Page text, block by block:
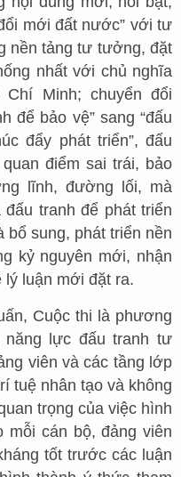
mới đất nước” với tư
nền tảng tư tưởng, đặt
nhất với chủ nghĩa
Minh; chuyển đổi
để bảo vệ” sang “đấu
đẩy phát triển”, đấu
điểm sai trái, bảo
lĩnh, đường lối, mà
tranh để phát triển
bổ sung, phát triển nền
kỷ nguyên mới, nhận
luận mới đặt ra.
Cuộc thi là phương
lực đấu tranh tư
viên và các tầng lớp
tuệ nhân tạo và không
trọng của việc hình
mỗi cán bộ, đảng viên
tốt trước các luận